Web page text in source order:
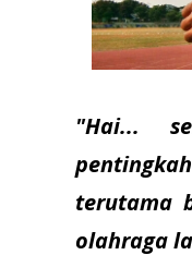
"Hai...
terutama
olahraga